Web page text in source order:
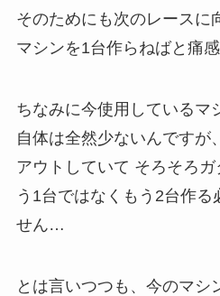
そのためにも次のレースに
マシンを1台作らねばと痛感
ちなみに今使用しているマ
自体は全然少ないんですが
アウトしていて そろそろ
う1台ではなくもう2台作る
せん…
とは言いつつも、今のマシ